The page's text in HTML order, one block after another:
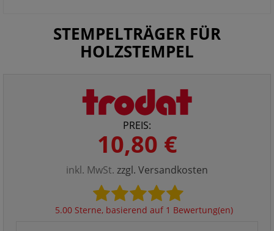
STEMPELTRÄGER FÜR
HOLZSTEMPEL
PREIS:
10,80 €
inkl. MwSt. zzgl. Versandkosten
5.00 Sterne, basierend auf 1 Bewertung(en)